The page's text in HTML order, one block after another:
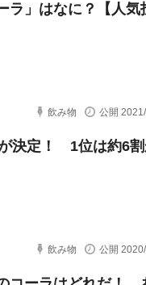
ラ」はなに？【人気
飲み物 公開
が決定！ 1位は約6
飲み物 公開